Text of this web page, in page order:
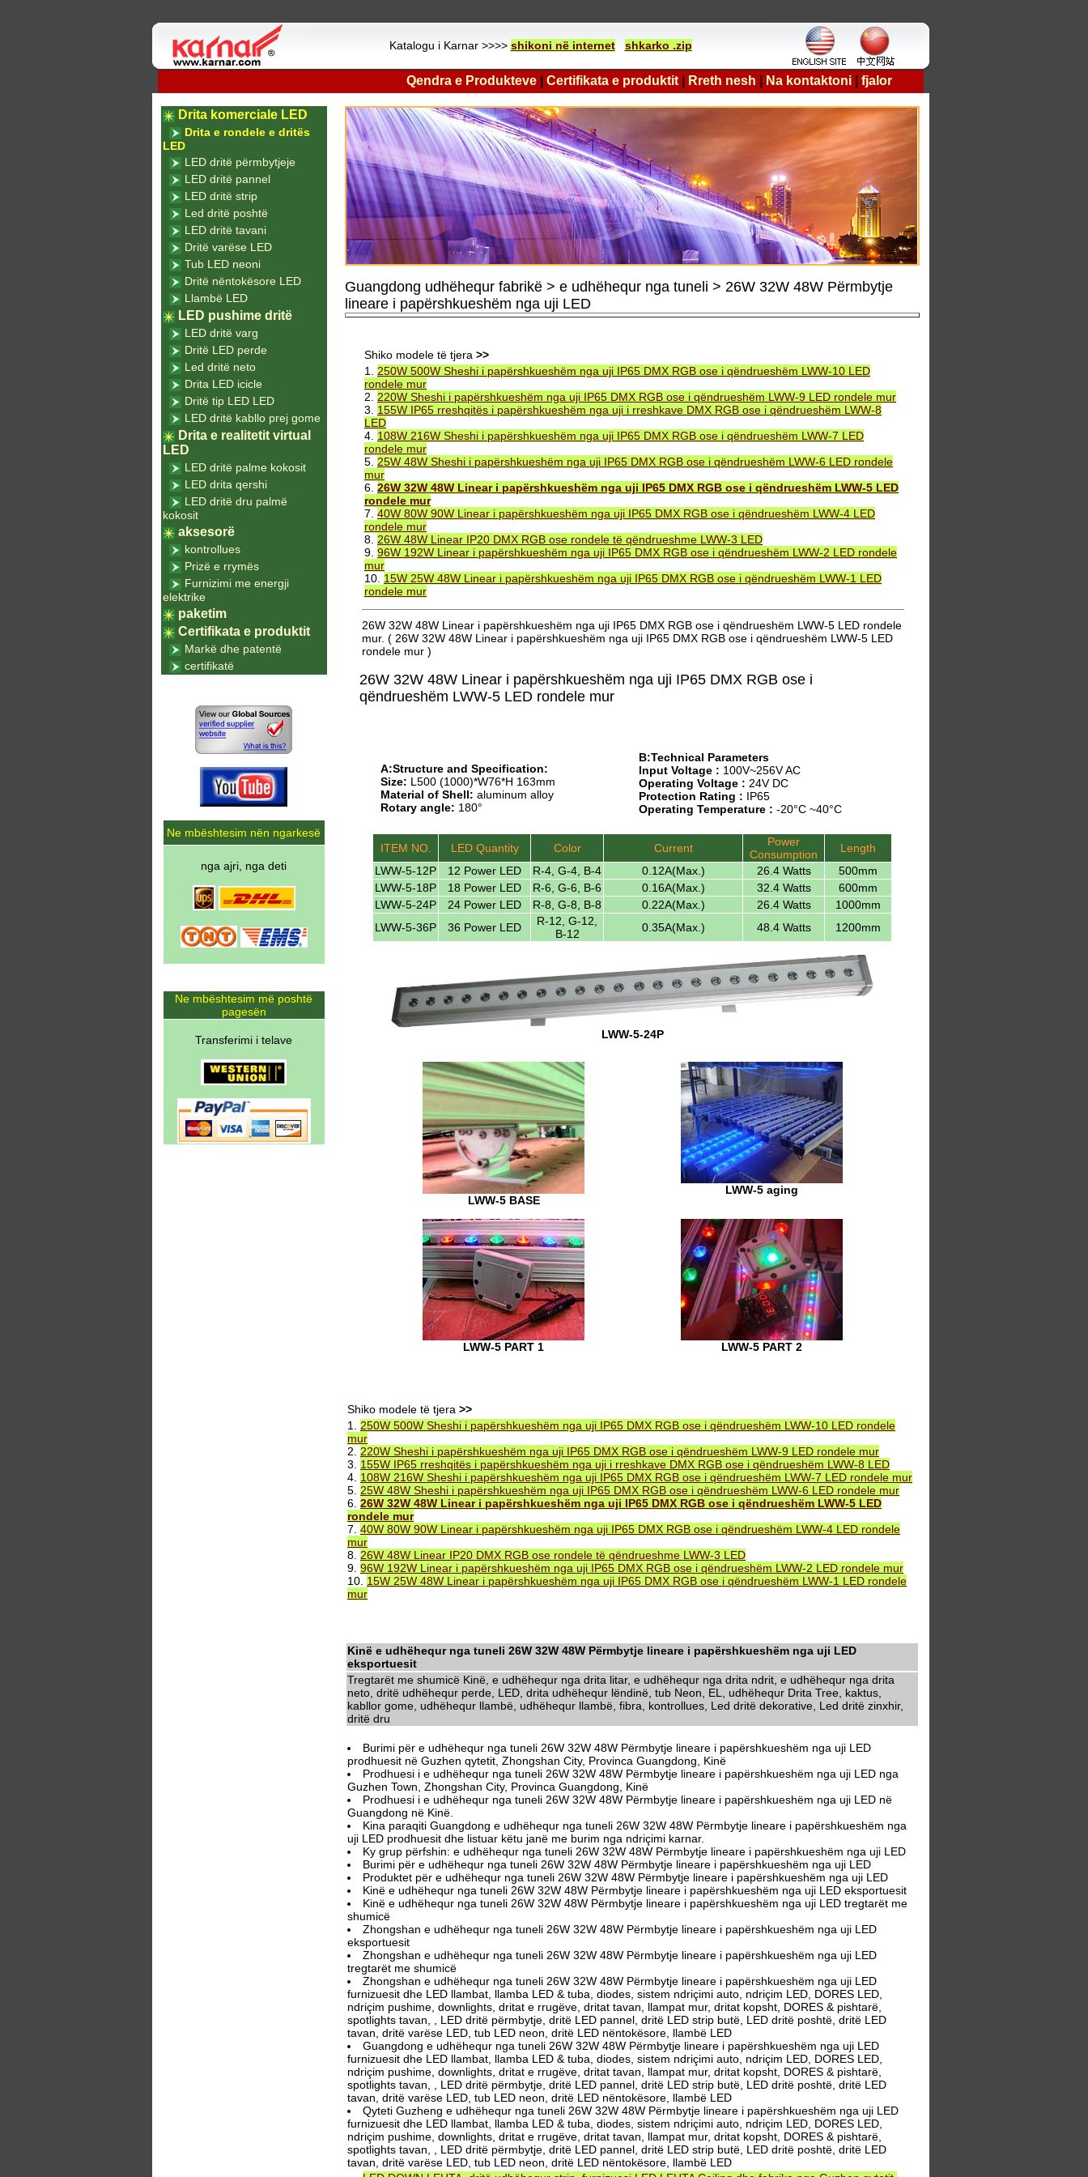
Katalogu i Karnar >>>> shikoni në internet shkarko .zip
Qendra e Produkteve Certifikata e produktit Rreth nesh Na kontaktoni fjalor
Guangdong udhëhequr fabrikë > e udhëhequr nga tuneli > 26W 32W 48W Përmbytje
lineare i papërshkueshëm nga uji LED
Shiko modele të tjera >>
1. 250W 500W Sheshi i papërshkueshëm nga uji IP65 DMX RGB ose i qëndrueshëm LWW-10 LED
rondele mur
2. 220W Sheshi i papërshkueshëm nga uji IP65 DMX RGB ose i qëndrueshëm LWW-9 LED rondele mur
3. 155W IP65 rreshqitës i papërshkueshëm nga uji i rreshkave DMX RGB ose i qëndrueshëm LWW-8
LED
4. 108W 216W Sheshi i papërshkueshëm nga uji IP65 DMX RGB ose i qëndrueshëm LWW-7 LED
rondele mur
5. 25W 48W Sheshi i papërshkueshëm nga uji IP65 DMX RGB ose i qëndrueshëm LWW-6 LED rondele
mur
6. 26W 32W 48W Linear i papërshkueshëm nga uji IP65 DMX RGB ose i qëndrueshëm LWW-5 LED
rondele mur
7. 40W 80W 90W Linear i papërshkueshëm nga uji IP65 DMX RGB ose i qëndrueshëm LWW-4 LED
rondele mur
8. 26W 48W Linear IP20 DMX RGB ose rondele të qëndrueshme LWW-3 LED
9. 96W 192W Linear i papërshkueshëm nga uji IP65 DMX RGB ose i qëndrueshëm LWW-2 LED rondele
mur
10. 15W 25W 48W Linear i papërshkueshëm nga uji IP65 DMX RGB ose i qëndrueshëm LWW-1 LED
rondele mur
26W 32W 48W Linear i papërshkueshëm nga uji IP65 DMX RGB ose i qëndrueshëm LWW-5 LED rondele
mur. ( 26W 32W 48W Linear i papërshkueshëm nga uji IP65 DMX RGB ose i qëndrueshëm LWW-5 LED
rondele mur )
26W 32W 48W Linear i papërshkueshëm nga uji IP65 DMX RGB ose i
qëndrueshëm LWW-5 LED rondele mur
A:Structure and Specification:
Size: L500 (1000)*W76*H 163mm
Material of Shell: aluminum alloy
Rotary angle: 180°
B:Technical Parameters
Input Voltage : 100V~256V AC
Operating Voltage : 24V DC
Protection Rating : IP65
Operating Temperature : -20°C ~40°C
ITEM NO. LED Quantity Color Current
Power
Consumption
Length
LWW-5-12P
12 Power LED R-4, G-4, B-4 0.12A(Max.) 26.4 Watts
500mm
LWW-5-18P
18 Power LED R-6, G-6, B-6 0.16A(Max.) 32.4 Watts
600mm
LWW-5-24P
24 Power LED R-8, G-8, B-8 0.22A(Max.) 26.4 Watts
1000mm
LWW-5-36P
36 Power LED
R-12, G-12,
B-12
0.35A(Max.) 48.4 Watts 1200mm
LWW-5-24P
LWW-5 BASE
LWW-5 aging
LWW-5 PART 1 LWW-5 PART 2
Shiko modele të tjera >>
1. 250W 500W Sheshi i papërshkueshëm nga uji IP65 DMX RGB ose i qëndrueshëm LWW-10 LED rondele
mur
2. 220W Sheshi i papërshkueshëm nga uji IP65 DMX RGB ose i qëndrueshëm LWW-9 LED rondele mur
3. 155W IP65 rreshqitës i papërshkueshëm nga uji i rreshkave DMX RGB ose i qëndrueshëm LWW-8 LED
4. 108W 216W Sheshi i papërshkueshëm nga uji IP65 DMX RGB ose i qëndrueshëm LWW-7 LED rondele mur
5. 25W 48W Sheshi i papërshkueshëm nga uji IP65 DMX RGB ose i qëndrueshëm LWW-6 LED rondele mur
6. 26W 32W 48W Linear i papërshkueshëm nga uji IP65 DMX RGB ose i qëndrueshëm LWW-5 LED
rondele mur
7. 40W 80W 90W Linear i papërshkueshëm nga uji IP65 DMX RGB ose i qëndrueshëm LWW-4 LED rondele
mur
8. 26W 48W Linear IP20 DMX RGB ose rondele të qëndrueshme LWW-3 LED
9. 96W 192W Linear i papërshkueshëm nga uji IP65 DMX RGB ose i qëndrueshëm LWW-2 LED rondele mur
10. 15W 25W 48W Linear i papërshkueshëm nga uji IP65 DMX RGB ose i qëndrueshëm LWW-1 LED rondele
mur
Kinë e udhëhequr nga tuneli 26W 32W 48W Përmbytje lineare i papërshkueshëm nga uji LED
eksportuesit
Tregtarët me shumicë Kinë, e udhëhequr nga drita litar, e udhëhequr nga drita ndrit, e udhëhequr nga drita
neto, dritë udhëhequr perde, LED, drita udhëhequr lëndinë, tub Neon, EL, udhëhequr Drita Tree, kaktus,
kabllor gome, udhëhequr llambë, udhëhequr llambë, fibra, kontrollues, Led dritë dekorative, Led dritë zinxhir,
dritë dru
Burimi për e udhëhequr nga tuneli 26W 32W 48W Përmbytje lineare i papërshkueshëm nga uji LED
prodhuesit në Guzhen qytetit, Zhongshan City, Provinca Guangdong, Kinë
Prodhuesi i e udhëhequr nga tuneli 26W 32W 48W Përmbytje lineare i papërshkueshëm nga uji LED nga
Guzhen Town, Zhongshan City, Provinca Guangdong, Kinë
Prodhuesi i e udhëhequr nga tuneli 26W 32W 48W Përmbytje lineare i papërshkueshëm nga uji LED në
Guangdong në Kinë.
Kina paraqiti Guangdong e udhëhequr nga tuneli 26W 32W 48W Përmbytje lineare i papërshkueshëm nga
uji LED prodhuesit dhe listuar këtu janë me burim nga ndriçimi karnar.
Ky grup përfshin: e udhëhequr nga tuneli 26W 32W 48W Përmbytje lineare i papërshkueshëm nga uji LED
Burimi për e udhëhequr nga tuneli 26W 32W 48W Përmbytje lineare i papërshkueshëm nga uji LED
Produktet për e udhëhequr nga tuneli 26W 32W 48W Përmbytje lineare i papërshkueshëm nga uji LED
Kinë e udhëhequr nga tuneli 26W 32W 48W Përmbytje lineare i papërshkueshëm nga uji LED eksportuesit
Kinë e udhëhequr nga tuneli 26W 32W 48W Përmbytje lineare i papërshkueshëm nga uji LED tregtarët me
shumicë
Zhongshan e udhëhequr nga tuneli 26W 32W 48W Përmbytje lineare i papërshkueshëm nga uji LED
eksportuesit
Zhongshan e udhëhequr nga tuneli 26W 32W 48W Përmbytje lineare i papërshkueshëm nga uji LED
tregtarët me shumicë
Zhongshan e udhëhequr nga tuneli 26W 32W 48W Përmbytje lineare i papërshkueshëm nga uji LED
furnizuesit dhe LED llambat, llamba LED & tuba, diodes, sistem ndriçimi auto, ndriçim LED, DORES LED,
ndriçim pushime, downlights, dritat e rrugëve, dritat tavan, llampat mur, dritat kopsht, DORES & pishtarë,
spotlights tavan, , LED dritë përmbytje, dritë LED pannel, dritë LED strip butë, LED dritë poshtë, dritë LED
tavan, dritë varëse LED, tub LED neon, dritë LED nëntokësore, llambë LED
Guangdong e udhëhequr nga tuneli 26W 32W 48W Përmbytje lineare i papërshkueshëm nga uji LED
furnizuesit dhe LED llambat, llamba LED & tuba, diodes, sistem ndriçimi auto, ndriçim LED, DORES LED,
ndriçim pushime, downlights, dritat e rrugëve, dritat tavan, llampat mur, dritat kopsht, DORES & pishtarë,
spotlights tavan, , LED dritë përmbytje, dritë LED pannel, dritë LED strip butë, LED dritë poshtë, dritë LED
tavan, dritë varëse LED, tub LED neon, dritë LED nëntokësore, llambë LED
Qyteti Guzheng e udhëhequr nga tuneli 26W 32W 48W Përmbytje lineare i papërshkueshëm nga uji LED
furnizuesit dhe LED llambat, llamba LED & tuba, diodes, sistem ndriçimi auto, ndriçim LED, DORES LED,
ndriçim pushime, downlights, dritat e rrugëve, dritat tavan, llampat mur, dritat kopsht, DORES & pishtarë,
spotlights tavan, , LED dritë përmbytje, dritë LED pannel, dritë LED strip butë, LED dritë poshtë, dritë LED
tavan, dritë varëse LED, tub LED neon, dritë LED nëntokësore, llambë LED
Drita komerciale LED
Drita e rondele e dritës
LED
LED dritë përmbytjeje
LED dritë pannel
LED dritë strip
Led dritë poshtë
LED dritë tavani
Dritë varëse LED
Tub LED neoni
Dritë nëntokësore LED
Llambë LED
LED pushime dritë
LED dritë varg
Dritë LED perde
Led dritë neto
Drita LED icicle
Dritë tip LED LED
LED dritë kabllo prej gome
Drita e realitetit virtual
LED
LED dritë palme kokosit
LED drita qershi
LED dritë dru palmë
kokosit
aksesorë
kontrollues
Prizë e rrymës
Furnizimi me energji
elektrike
paketim
Certifikata e produktit
Markë dhe patentë
certifikatë
Ne mbështesim nën ngarkesë
nga ajri, nga deti
Ne mbështesim më poshtë
pagesën
Transferimi i telave